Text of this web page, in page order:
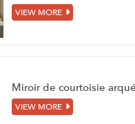
VIEW MORE
Miroir de courtoisie
VIEW MORE